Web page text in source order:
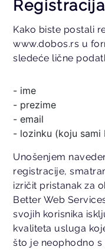
Registracija
Kako biste postali
www.dobos.rs u
sledeće lične
- ime
- prezime
- email
- lozinku (koju sami
Unošenjem
registracije,
izričit pristanak za
Better Web
svojih korisnika
kvaliteta usluga
što je neophodno